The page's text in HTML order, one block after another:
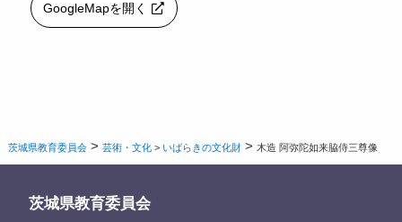
GoogleMapを開く
茨城県教育委員会 >芸術・文化 > いばらきの文化財 > 木造 阿弥陀如来脇侍三尊像
茨城県教育委員会